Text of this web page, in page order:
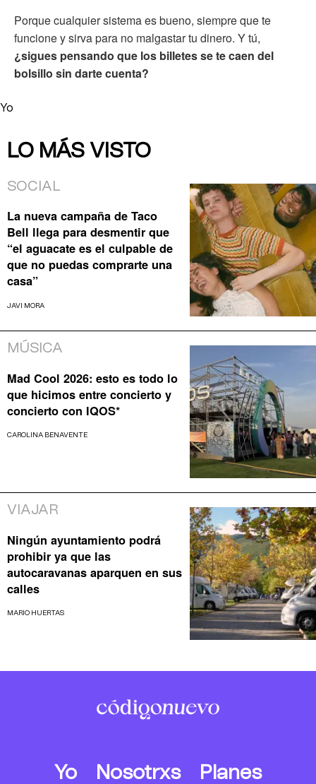
Porque cualquier sistema es bueno, siempre que te
funcione y sirva para no malgastar tu dinero. Y tú,
¿sigues pensando que los billetes se te caen del
bolsillo sin darte cuenta?
Yo
LO MÁS VISTO
SOCIAL
La nueva campaña de Taco
Bell llega para desmentir que
“el aguacate es el culpable de
que no puedas comprarte una
casa”
JAVI MORA
MÚSICA
Mad Cool 2026: esto es todo lo
que hicimos entre concierto y
concierto con IQOS*
CAROLINA BENAVENTE
VIAJAR
Ningún ayuntamiento podrá
prohibir ya que las
autocaravanas aparquen en sus
calles
MARIO HUERTAS
Yo Nosotrxs
Planes